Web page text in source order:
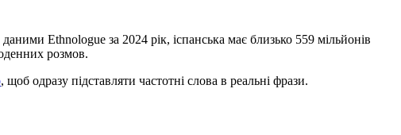
Ethnologue за 2024 рік, іспанська має близько 559 мільйонів
розмов.
, щоб одразу підставляти частотні слова в реальні фрази.